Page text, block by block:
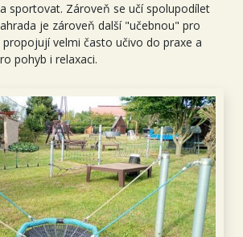
sportovat. Zároveň se učí spolupodílet
je zároveň další "učebnou" pro
velmi často učivo do praxe a
pohyb i relaxaci.